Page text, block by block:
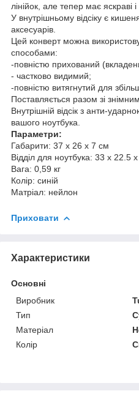
лінійок, але тепер має яскраві
У внутрішньому відсіку є
аксесуарів.
Цей конверт можна
способами:
-повністю прихований
- частково видимий;
-повністю витягнутий для
Поставляється разом зі
Внутрішній відсік з анти-
вашого ноутбука.
Параметри:
Габарити: 37 x 26 x 7 см
Відділ для ноутбука: 33 x 22.5
Вага: 0,59 кг
Колір: синій
Матріал: нейлон
Приховати
Характеристики
Основні
Виробник
Тип
Матеріал
Колір